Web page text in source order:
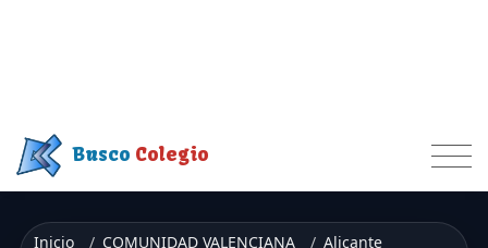
Busco Colegio
Inicio COMUNIDAD VALENCIANA
Alicante